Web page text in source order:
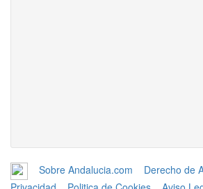
Sobre Andalucia.com Derecho de